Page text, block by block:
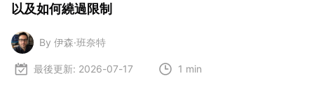
以及如何繞過限制
By 伊森·班奈特
最後更新: 2026-07-17 1 min